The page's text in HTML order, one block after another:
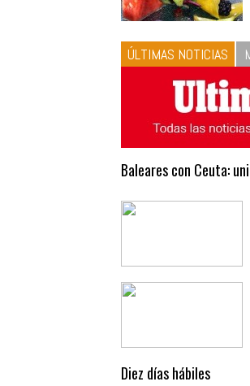
ÚLTIMAS NOTICIAS
Baleares con Ceuta: